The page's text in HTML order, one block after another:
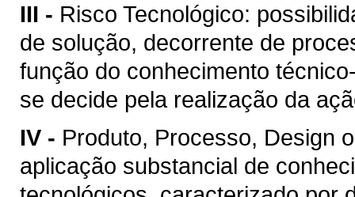
III - Risco Tecnológico:
de solução, decorrente de
função do conhecimento
se decide pela realização da
IV - Produto, Processo, Design
aplicação substancial de